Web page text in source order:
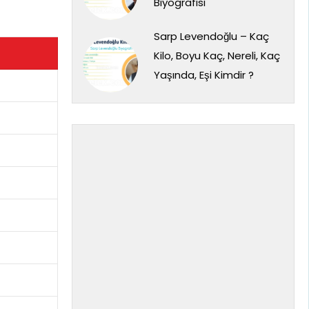
Sarp Levendoğlu – Kaç
Kilo, Boyu Kaç, Nereli, Kaç
Yaşında, Eşi Kimdir ?